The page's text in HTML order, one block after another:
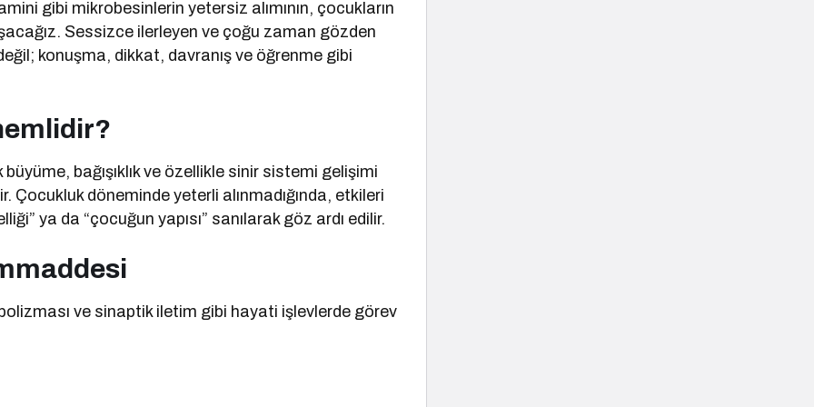
gibi mikrobesinlerin yetersiz alımının, çocukların
Sessizce ilerleyen ve çoğu zaman gözden
konuşma, dikkat, davranış ve öğrenme gibi
bağışıklık ve özellikle sinir sistemi gelişimi
döneminde yeterli alınmadığında, etkileri
ya da “çocuğun yapısı” sanılarak göz ardı edilir.
ve sinaptik iletim gibi hayati işlevlerde görev